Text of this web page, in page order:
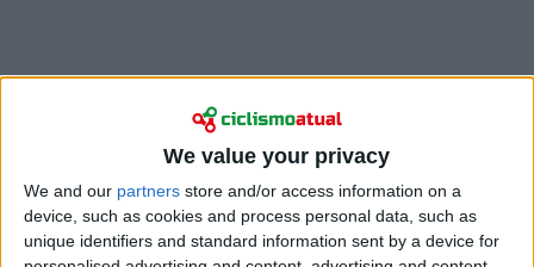
We value your privacy
We and our partners store and/or access information on a
device, such as cookies and process personal data, such as
unique identifiers and standard information sent by a device for